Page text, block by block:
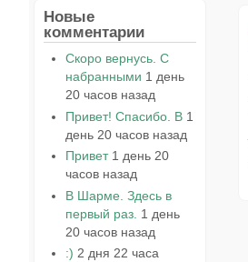
Новые
комментарии
Скоро вернусь. С
набранными 1 день
20 часов назад
Привет! Спасибо. В 1
день 20 часов назад
Привет 1 день 20
часов назад
В Шарме. Здесь в
первый раз. 1 день
20 часов назад
:) 2 дня 22 часа